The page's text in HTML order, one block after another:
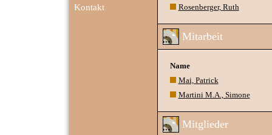
Kontakt
Rosenberger, Ruth
Mitarbeit
Name
Mai, Patrick
Martini M.A., Simone
Mitglieder